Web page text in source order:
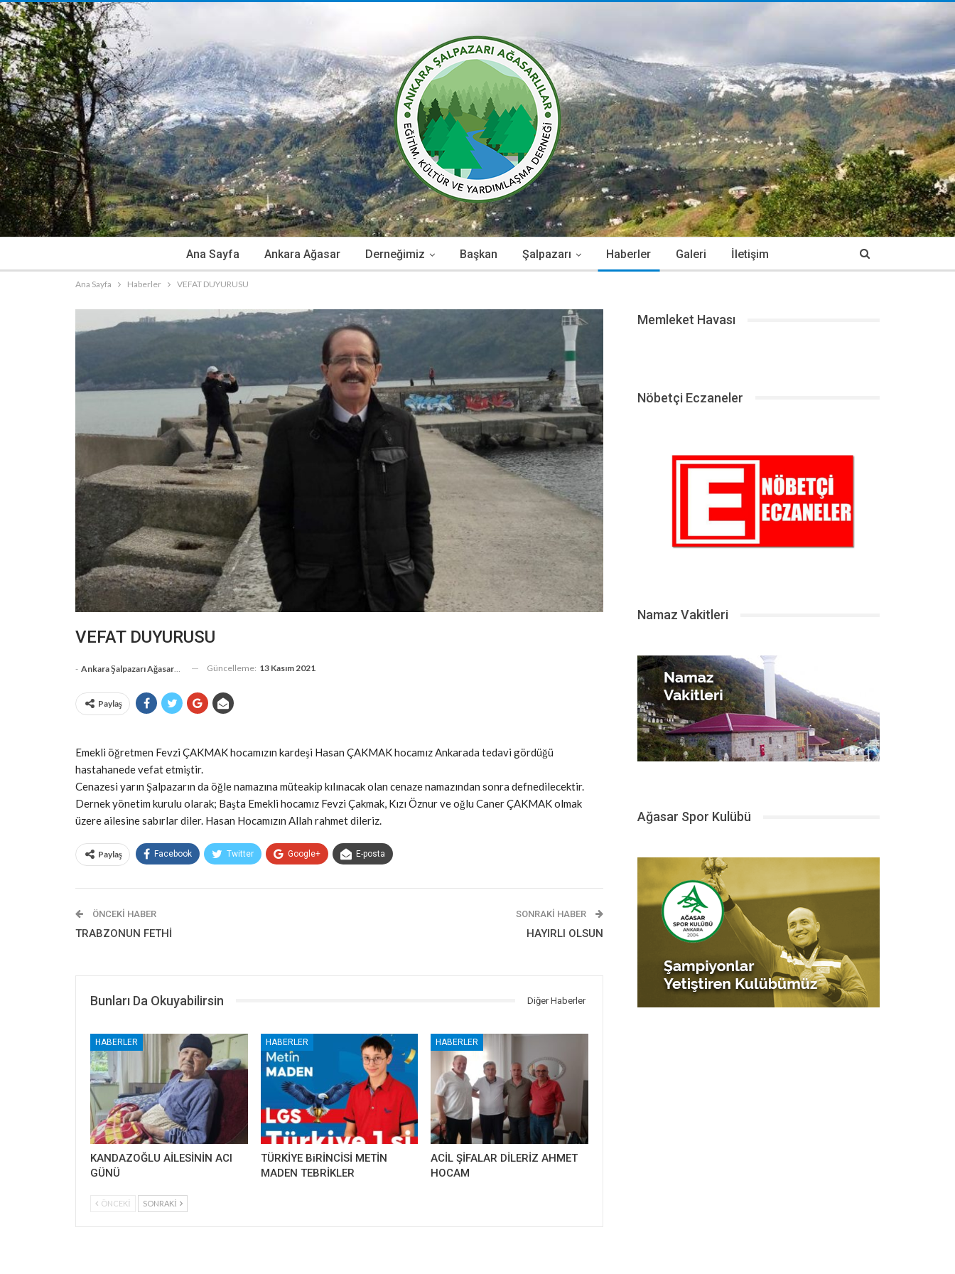
Ana Sayfa Ankara Ağasar Derneğimiz Başkan Şalpazarı Haberler Galeri İletişim
Ana Sayfa Haberler VEFAT DUYURUSU
VEFAT DUYURUSU
- Ankara Şalpazarı Ağasarlılar Eğitim Kültür Ve Dayanışma Derneği Güncelleme: 13 Kasım 2021
Paylaş
Emekli öğretmen Fevzi ÇAKMAK hocamızın kardeşi Hasan ÇAKMAK hocamız Ankarada tedavi gördüğü
hastahanede vefat etmiştir.
Cenazesi yarın Şalpazarın da öğle namazına müteakip kılınacak olan cenaze namazından sonra defnedilecektir.
Dernek yönetim kurulu olarak; Başta Emekli hocamız Fevzi Çakmak, Kızı Öznur ve oğlu Caner ÇAKMAK olmak
üzere ailesine sabırlar diler. Hasan Hocamızın Allah rahmet dileriz.
Paylaş Facebook Twitter Google+ E-posta
ÖNCEKI HABER
TRABZONUN FETHİ
SONRAKI HABER
HAYIRLI OLSUN
Bunları Da Okuyabilirsin Diğer Haberler
HABERLER
KANDAZOĞLU AİLESİNİN ACI
GÜNÜ
HABERLER
TÜRKİYE BiRİNCİSİ METİN
MADEN TEBRİKLER
HABERLER
ACİL ŞİFALAR DİLERİZ AHMET
HOCAM
ÖNCEKI SONRAKI
Memleket Havası
Nöbetçi Eczaneler
Namaz Vakitleri
Ağasar Spor Kulübü